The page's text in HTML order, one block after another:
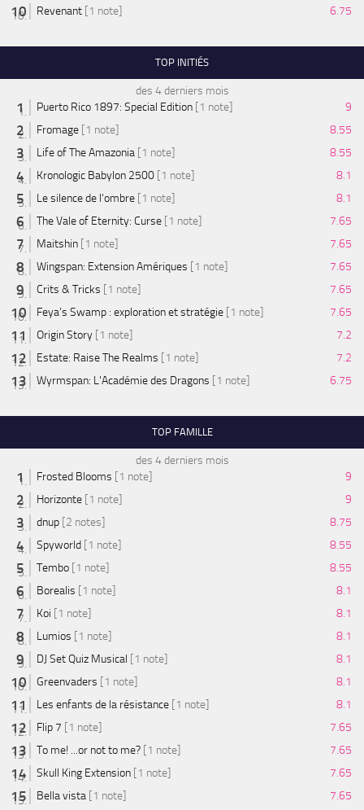
Revenant [1 note] 6.75
TOP INITIÉS
des 4 derniers mois
Puerto Rico 1897: Special Edition [1 note]
9
Fromage [1 note]
8.55
Life of The Amazonia [1 note]
8.55
Kronologic Babylon 2500 [1 note]
8.1
Le silence de l'ombre [1 note]
8.1
The Vale of Eternity: Curse [1 note]
7.65
Maitshin [1 note]
7.65
Wingspan: Extension Amériques [1 note]
7.65
Crits & Tricks [1 note]
7.65
Feya’s Swamp : exploration et stratégie [1 note]
7.65
Origin Story [1 note]
7.2
Estate: Raise The Realms [1 note]
7.2
Wyrmspan: L'Académie des Dragons [1 note] 6.75
TOP FAMILLE
des 4 derniers mois
Frosted Blooms [1 note]
9
Horizonte [1 note]
9
dnup [2 notes]
8.75
Spyworld [1 note]
8.55
Tembo [1 note]
8.55
Borealis [1 note]
8.1
Koi [1 note]
8.1
Lumios [1 note]
8.1
DJ Set Quiz Musical [1 note]
8.1
Greenvaders [1 note]
8.1
Les enfants de la résistance [1 note]
8.1
Flip 7 [1 note]
7.65
To me! ...or not to me? [1 note]
7.65
Skull King Extension [1 note]
7.65
Bella vista [1 note]
7.65